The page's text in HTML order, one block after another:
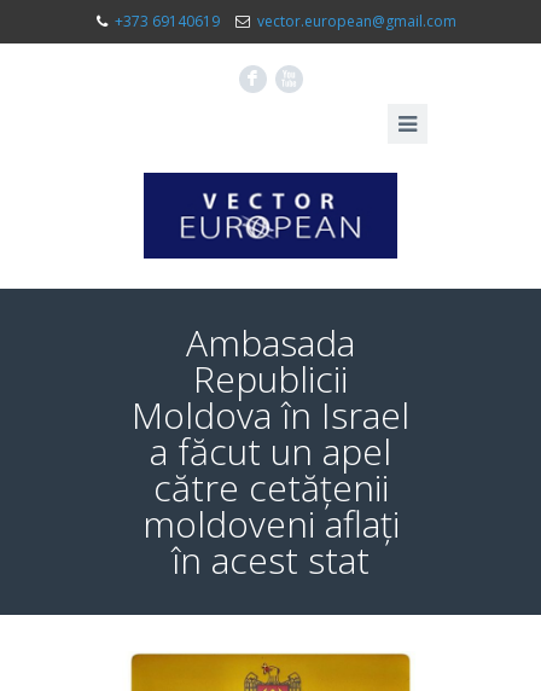
+373 69140619 vector.european@gmail.com
F X
Ambasada
Republicii
Moldova în Israel
a făcut un apel
către cetățenii
moldoveni aflați
în acest stat